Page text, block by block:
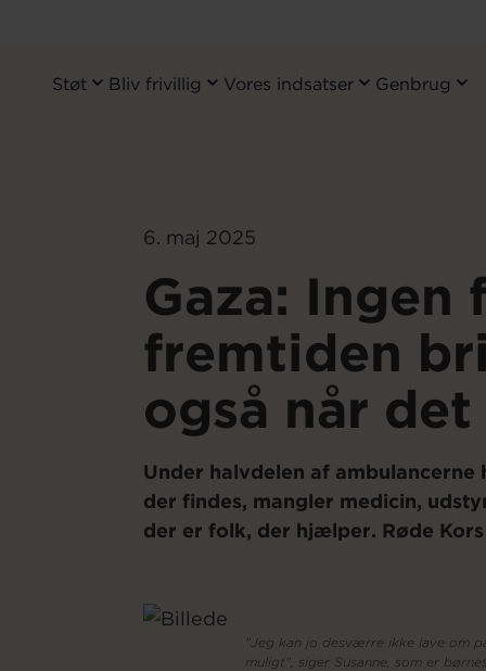
Primary
Støt Bliv frivillig Vores indsatser Genbrug
6. maj 2025
Gaza: Ingen
fremtiden
også når
Under halvdelen af
der findes, mangler medicin,
der er folk, der hjælper. Røde
"Jeg kan jo desværre ikke lave om
muligt", siger Susanne, som er